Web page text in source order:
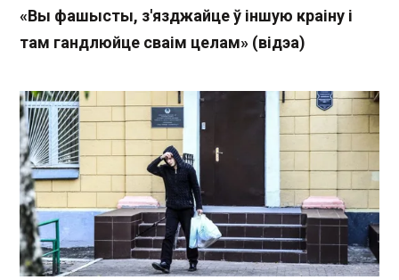
«Вы фашысты, з'язджайце ў іншую краіну і
там гандлюйце сваім целам» (відэа)